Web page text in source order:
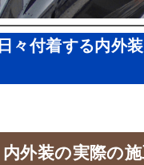
日々付着する内外
内外装の実際の